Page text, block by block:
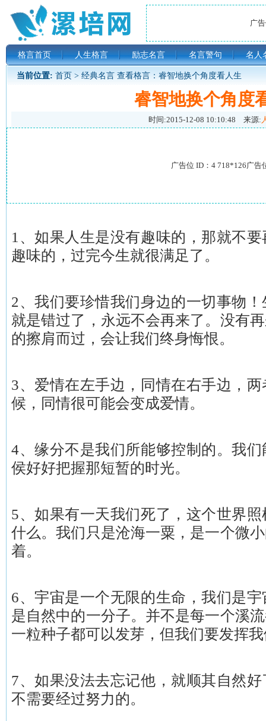
广
格言首页 人生格言 励志名言 名言警句 名人
当前位置: 首页 > 经典名言 查看格言：睿智地换个角度看人生
睿智地换个角度
时间:2015-12-08 10:10:48 来源:
广告位 ID：4 718*126广告
1、如果人生是没有趣味的，那就不
趣味的，过完今生就很满足了。
2、我们要珍惜我们身边的一切事物
就是错过了，永远不会再来了。没有
的擦肩而过，会让我们终身悔恨。
3、爱情在左手边，同情在右手边，
候，同情很可能会变成爱情。
4、缘分不是我们所能够控制的。我
侯好好把握那短暂的时光。
5、如果有一天我们死了，这个世界
什么。我们只是沧海一粟，是一个微
着。
6、宇宙是一个无限的生命，我们是
是自然中的一分子。并不是每一个溪
一粒种子都可以发芽，但我们要发挥
7、如果没法去忘记他，就顺其自然
不需要经过努力的。